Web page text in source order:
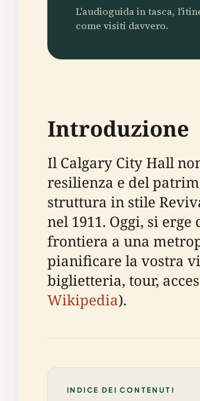
L'audioguida in tasca,
come visiti davvero.
Introduzione
Il Calgary City Hall
resilienza e del
struttura in stile
nel 1911. Oggi, si
frontiera a una
pianificare la vostra
biglietteria, tour,
Wikipedia).
INDICE DEI CONTENUTI